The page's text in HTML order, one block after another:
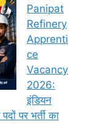
Panipat
Refinery
Apprenti
ce
Vacancy
2026:
इंडियन
पर भर्ती का